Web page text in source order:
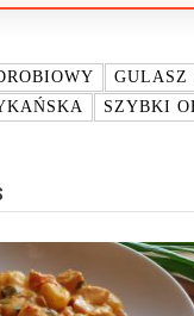
GULASZ
SZYBKI